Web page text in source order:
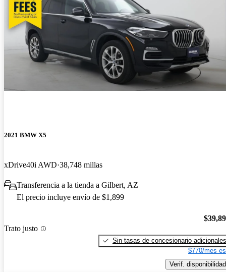
2021 BMW X5
xDrive40i AWD 38,748 millas
Transferencia a la tienda a Gilbert, AZ
El precio incluye envío de $1,899
Trato justo
Sin tasas de concesionario adicionales
$770/mes
Verif. disponibilidad